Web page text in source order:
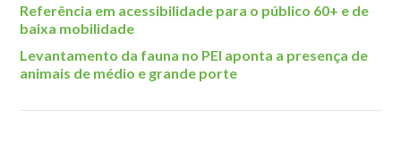
Referência em acessibilidade para o público 60+ e de
baixa mobilidade
Levantamento da fauna no PEI aponta a presença de
animais de médio e grande porte